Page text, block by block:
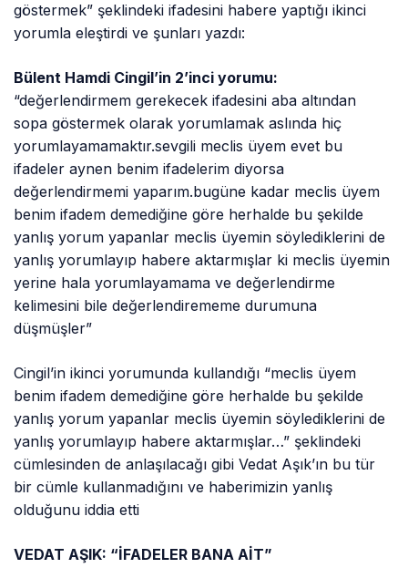
göstermek” şeklindeki ifadesini habere yaptığı ikinci
yorumla eleştirdi ve şunları yazdı:
Bülent Hamdi Cingil’in 2’inci yorumu:
“değerlendirmem gerekecek ifadesini aba altından
sopa göstermek olarak yorumlamak aslında hiç
yorumlayamamaktır.sevgili meclis üyem evet bu
ifadeler aynen benim ifadelerim diyorsa
değerlendirmemi yaparım.bugüne kadar meclis üyem
benim ifadem demediğine göre herhalde bu şekilde
yanlış yorum yapanlar meclis üyemin söylediklerini de
yanlış yorumlayıp habere aktarmışlar ki meclis üyemin
yerine hala yorumlayamama ve değerlendirme
kelimesini bile değerlendirememe durumuna
düşmüşler”
Cingil’in ikinci yorumunda kullandığı “meclis üyem
benim ifadem demediğine göre herhalde bu şekilde
yanlış yorum yapanlar meclis üyemin söylediklerini de
yanlış yorumlayıp habere aktarmışlar…” şeklindeki
cümlesinden de anlaşılacağı gibi Vedat Aşık’ın bu tür
bir cümle kullanmadığını ve haberimizin yanlış
olduğunu iddia etti
VEDAT AŞIK: “İFADELER BANA AİT”